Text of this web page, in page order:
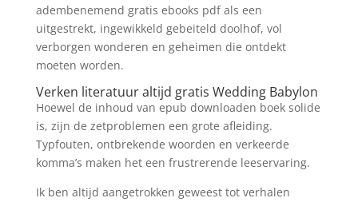
adembenemend gratis ebooks pdf als een
uitgestrekt, ingewikkeld gebeiteld doolhof, vol
verborgen wonderen en geheimen die ontdekt
moeten worden.
Verken literatuur altijd gratis Wedding Babylon
Hoewel de inhoud van epub downloaden boek solide
is, zijn de zetproblemen een grote afleiding.
Typfouten, ontbrekende woorden en verkeerde
komma’s maken het een frustrerende leeservaring.
Ik ben altijd aangetrokken geweest tot verhalen